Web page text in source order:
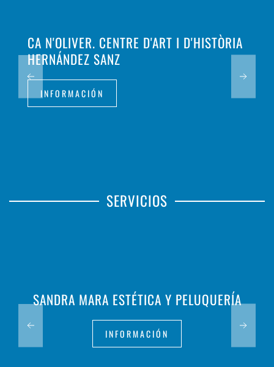
CA N'OLIVER. CENTRE D'ART I D'HISTÒRIA
HERNÁNDEZ SANZ
INFORMACIÓN
SERVICIOS
SANDRA MARA ESTÉTICA Y PELUQUERÍA
INFORMACIÓN